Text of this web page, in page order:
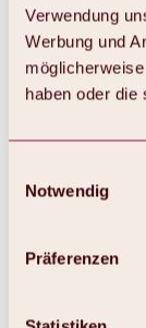
Verwendung
Werbung und
haben oder die
Notwendig
Präferenzen